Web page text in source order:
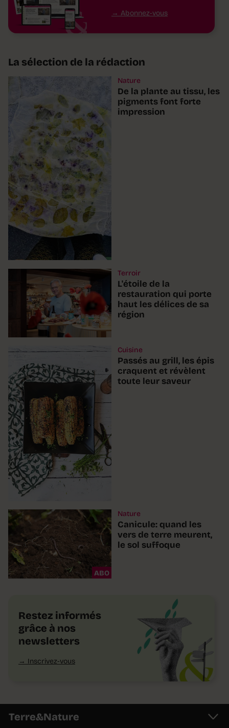
Abonnez-vous
La sélection de la rédaction
Nature
De la plante au tissu, les
pigments font forte
impression
Terroir
L'étoile de la
restauration qui porte
haut les délices de sa
région
Cuisine
Passés au grill, les épis
craquent et révèlent
toute leur saveur
ABO
Nature
Canicule: quand les
vers de terre meurent,
le sol suffoque
Restez informés
grâce à nos
newsletters
Inscrivez-vous
Terre&Nature